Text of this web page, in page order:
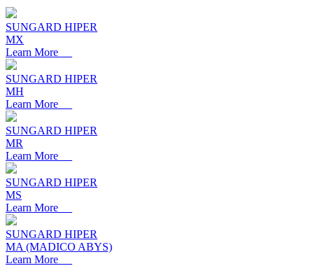
SUNGARD HIPER
MX
Learn More
SUNGARD HIPER
MH
Learn More
SUNGARD HIPER
MR
Learn More
SUNGARD HIPER
MS
Learn More
SUNGARD HIPER
MA (MADICO ABYS)
Learn More